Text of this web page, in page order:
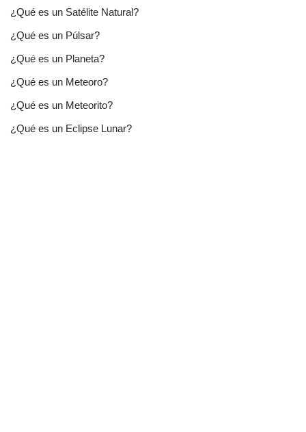
¿Qué es un Satélite Natural?
¿Qué es un Púlsar?
¿Qué es un Planeta?
¿Qué es un Meteoro?
¿Qué es un Meteorito?
¿Qué es un Eclipse Lunar?